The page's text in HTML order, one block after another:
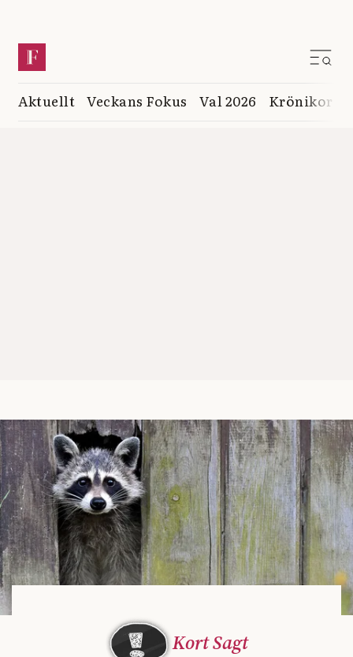
Aktuellt Veckans Fokus Val 2026 Krönikor
Kort Sagt